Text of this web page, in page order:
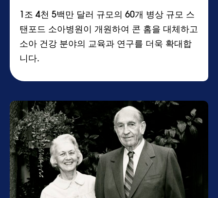
1조 4천 5백만 달러 규모의 60개 병상 규모 스
탠포드 소아병원이 개원하여 콘 홈을 대체하고
소아 건강 분야의 교육과 연구를 더욱 확대합
니다.